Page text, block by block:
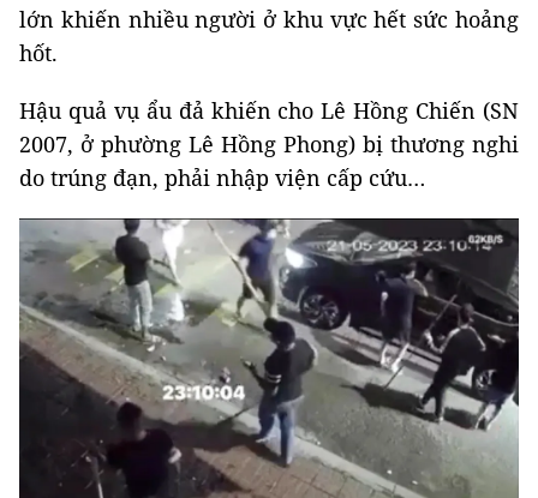
lớn khiến nhiều người ở khu vực hết sức hoảng
hốt.
Hậu quả vụ ẩu đả khiến cho Lê Hồng Chiến (SN
2007, ở phường Lê Hồng Phong) bị thương nghi
do trúng đạn, phải nhập viện cấp cứu…